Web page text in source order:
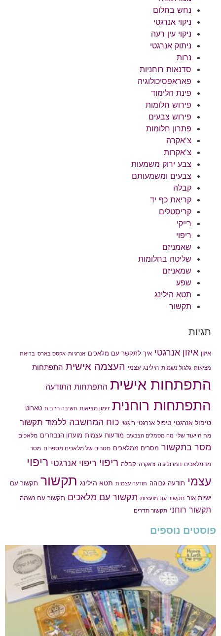
נחש בחלום
ניקוי אנרגטי
ניקוי עין רעה
ניתוק אנרגטי
נרות
סדנאות רוחניות
פאראפסיכולוגיה
פינת הלימוד
פירוש חלומות
פירוש צבעים
פתרון חלומות
צ'אקרה
צ'אקרות
צבע ירוק משמעות
צבעים ומשמעותם
קבלה
קריאת כף יד
קריסטלים
רייקי
ריפוי
שאמניזם
שליטה בחלומות
שמאניזם
שפע
תטא הילינג
תקשור
תגיות
איזון איזון אנרגטי איך לתקשר עם מלאכים אנרגיות אקסס בארס בריאת
מציאות גלגול נשמות הילינג עצמי העצמה אישית התפתחות
התפתחות אישית התפתחות התודעה
התפתחות רוחנית זימון מציאות חשיבה חיובית טארוט
טיפול אנרגטי טיפול אנרגטי ריגשי כוח המחשבה ללמוד תקשור
מה הייעוד שלי מה מסמלים הצבעים מודעות עצמית מועדון הנבחרים מלאכים
מסר בתקשור מסרים ממלאכים מסרים של מלאכים מספרים מסר
מהמלאכים נומרולוגיה צ'אקרה קבלה ריפוי ריפוי אנרגטי ריפוי
עצמי תודעה גבוהה תודעה עצמית תטא הילינג תקשור תקשור עם
ישיות אור תקשור עם מועצות תקשור עם מלאכים תקשור עם נשמה
תקשור רוחני תקשור תדרים
פוסטים נוספים